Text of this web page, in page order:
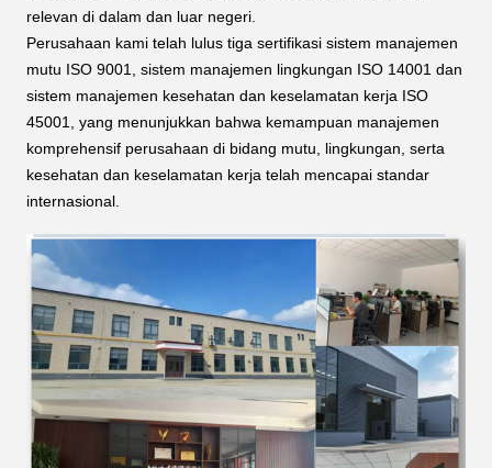
relevan di dalam dan luar negeri.
Perusahaan kami telah lulus tiga sertifikasi sistem manajemen
mutu ISO 9001, sistem manajemen lingkungan ISO 14001 dan
sistem manajemen kesehatan dan keselamatan kerja ISO
45001, yang menunjukkan bahwa kemampuan manajemen
komprehensif perusahaan di bidang mutu, lingkungan, serta
kesehatan dan keselamatan kerja telah mencapai standar
internasional.